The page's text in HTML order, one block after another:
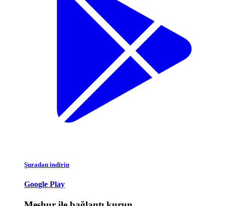
Şuradan indirin
Google Play